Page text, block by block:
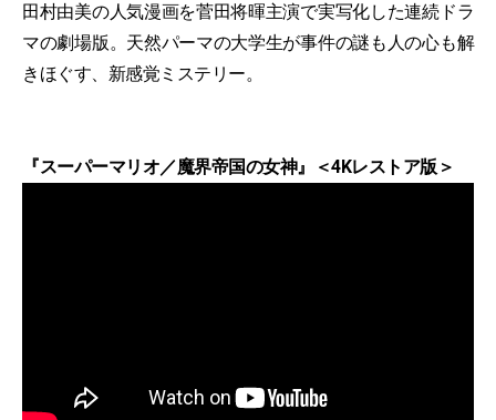
田村由美の人気漫画を菅田将暉主演で実写化した連続ドラ
マの劇場版。天然パーマの大学生が事件の謎も人の心も解
きほぐす、新感覚ミステリー。
『スーパーマリオ／魔界帝国の女神』＜4Kレストア版＞